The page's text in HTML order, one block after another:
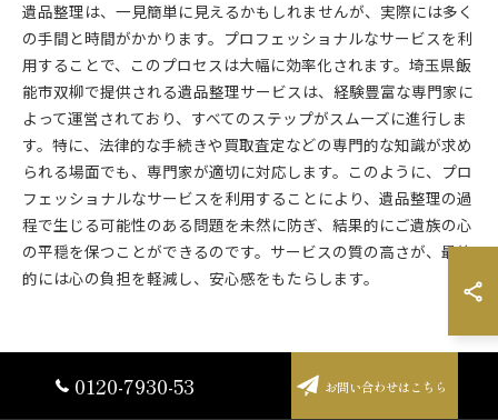
遺品整理は、一見簡単に見えるかもしれませんが、実際には多く
の手間と時間がかかります。プロフェッショナルなサービスを利
用することで、このプロセスは大幅に効率化されます。埼玉県飯
能市双柳で提供される遺品整理サービスは、経験豊富な専門家に
よって運営されており、すべてのステップがスムーズに進行しま
す。特に、法律的な手続きや買取査定などの専門的な知識が求め
られる場面でも、専門家が適切に対応します。このように、プロ
フェッショナルなサービスを利用することにより、遺品整理の過
程で生じる可能性のある問題を未然に防ぎ、結果的にご遺族の心
の平穏を保つことができるのです。サービスの質の高さが、最終
的には心の負担を軽減し、安心感をもたらします。
遺品整理で心を癒す双柳の思いやりあ
るサービス
0120-7930-53 お問い合わせはこちら